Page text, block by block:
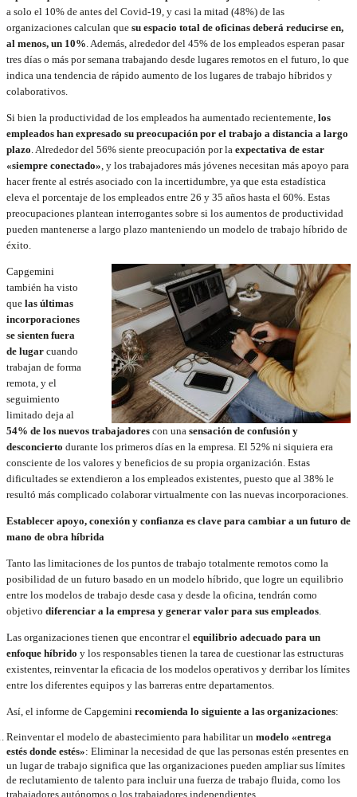
a solo el 10% de antes del Covid-19, y casi la mitad (48%) de las
organizaciones calculan que su espacio total de oficinas deberá reducirse en,
al menos, un 10% . Además, alrededor del 45% de los empleados esperan pasar
tres días o más por semana trabajando desde lugares remotos en el futuro, lo que
indica una tendencia de rápido aumento de los lugares de trabajo híbridos y
colaborativos.
Si bien la productividad de los empleados ha aumentado recientemente, los
empleados han expresado su preocupación por el trabajo a distancia a largo
plazo . Alrededor del 56% siente preocupación por la expectativa de estar
«siempre conectado» , y los trabajadores más jóvenes necesitan más apoyo para
hacer frente al estrés asociado con la incertidumbre, ya que esta estadística
eleva el porcentaje de los empleados entre 26 y 35 años hasta el 60%. Estas
preocupaciones plantean interrogantes sobre si los aumentos de productividad
pueden mantenerse a largo plazo manteniendo un modelo de trabajo híbrido de
éxito.
Capgemini
también ha visto
que las últimas
incorporaciones
se sienten fuera
de lugar cuando
trabajan de forma
remota, y el
seguimiento
limitado deja al
54% de los nuevos trabajadores con una sensación de confusión y
desconcierto durante los primeros días en la empresa. El 52% ni siquiera era
consciente de los valores y beneficios de su propia organización. Estas
dificultades se extendieron a los empleados existentes, puesto que al 38% le
resultó más complicado colaborar virtualmente con las nuevas incorporaciones.
Establecer apoyo, conexión y confianza es clave para cambiar a un futuro de
mano de obra híbrida
Tanto las limitaciones de los puntos de trabajo totalmente remotos como la
posibilidad de un futuro basado en un modelo híbrido, que logre un equilibrio
entre los modelos de trabajo desde casa y desde la oficina, tendrán como
objetivo diferenciar a la empresa y generar valor para sus empleados
Las organizaciones tienen que encontrar el equilibrio adecuado para un
enfoque híbrido y los responsables tienen la tarea de cuestionar las estructuras
existentes, reinventar la eficacia de los modelos operativos y derribar los límites
entre los diferentes equipos y las barreras entre departamentos.
Así, el informe de Capgemini recomienda lo siguiente a las organizaciones:
Reinventar el modelo de abastecimiento para habilitar un modelo «entrega
estés donde estés»: Eliminar la necesidad de que las personas estén presentes en
un lugar de trabajo significa que las organizaciones pueden ampliar sus límites
de reclutamiento de talento para incluir una fuerza de trabajo fluida, como los
trabajadores autónomos o los trabajadores independientes.